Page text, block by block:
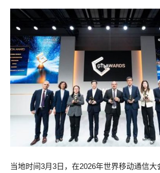
当地时间3月3日，在2026年世界移动通信